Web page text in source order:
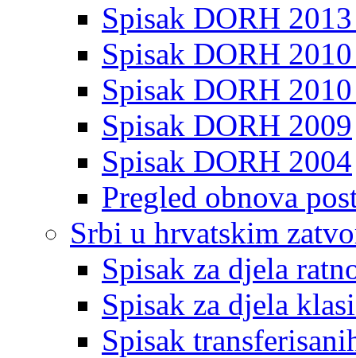
Spisak DORH
Spisak DORH
Spisak DORH
Spisak DORH 2009
Spisak DORH 2004
Pregled obnova
Srbi u hrvatskim
Spisak za djela
Spisak za djela
Spisak